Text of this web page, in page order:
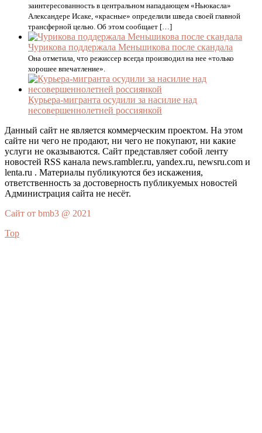
заинтересованность в центральном нападающем «Ньюкасла»
Александере Исаке, «красные» определили шведа своей главной
трансферной целью. Об этом сообщает […]
Чурикова поддержала Меньшикова после скандала
Она отметила, что режиссер всегда производил на нее «только
хорошее впечатление».
Курьера-мигранта осудили за насилие над
несовершеннолетней россиянкой
Данный сайт не является коммерческим проектом. На этом
сайте ни чего не продают, ни чего не покупают, ни какие
услуги не оказываются. Сайт представляет собой ленту
новостей RSS канала news.rambler.ru, yandex.ru, newsru.com и
lenta.ru . Материалы публикуются без искажения,
ответственность за достоверность публикуемых новостей
Администрация сайта не несёт.
Сайт от bmb3 @ 2021
Top